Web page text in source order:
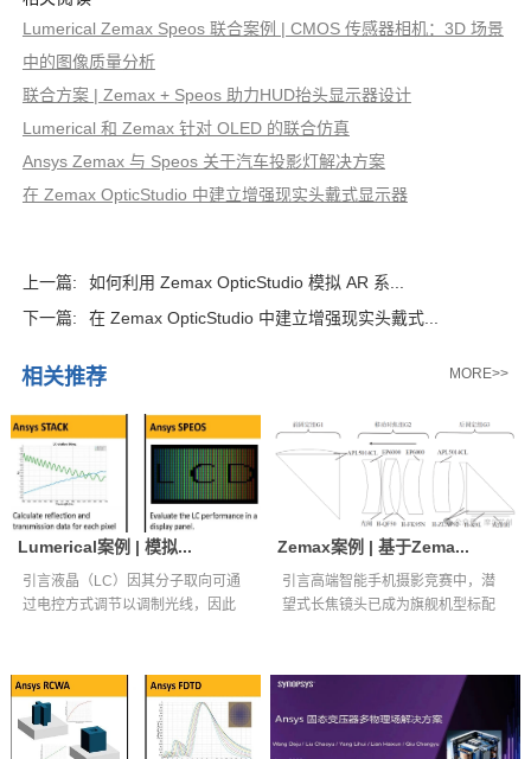
Lumerical Zemax Speos 联合案例 | CMOS 传感器相机：3D 场景
中的图像质量分析
联合方案 | Zemax + Speos 助力HUD抬头显示器设计
Lumerical 和 Zemax 针对 OLED 的联合仿真
Ansys Zemax 与 Speos 关于汽车投影灯解决方案
在 Zemax OpticStudio 中建立增强现实头戴式显示器
上一篇:
如何利用 Zemax OpticStudio 模拟 AR 系...
下一篇:
在 Zemax OpticStudio 中建立增强现实头戴式...
相关推荐 MORE>>
Lumerical案例 | 模拟...
引言液晶（LC）因其分子取向可通
过电控方式调节以调制光线，因此
Zemax案例 | 基于Zema...
引言高端智能手机摄影竞赛中，潜
望式长焦镜头已成为旗舰机型标配